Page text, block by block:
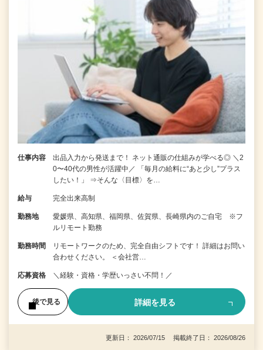
仕事内容
出品入力から発送まで！ ネット通販の仕組みが学べる◎ ＼2
0〜40代の男性が活躍中／ 「毎月の給料に“あと少し”プラス
したい！」 ⇒そんな〈目標〉を…
給与 完全出来高制
勤務地
愛媛県、高知県、福岡県、佐賀県、長崎県内のご自宅 ※フ
ルリモート勤務
勤務時間
リモートワークのため、完全自由シフトです！ 詳細はお問い
合わせください。 ＜会社営…
応募資格 ＼経験・資格・学歴いっさい不問！／
後で見る 詳細を見る
更新日： 2026/07/15 掲載終了日： 2026/08/26